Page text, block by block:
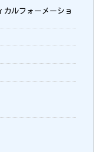
ルフォーメーショ